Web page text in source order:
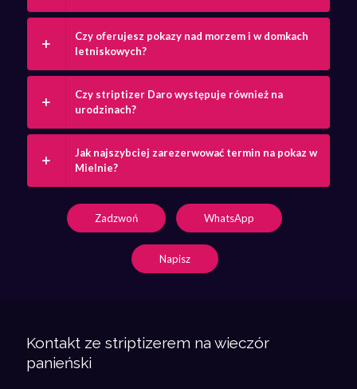
Czy oferujesz pokazy nad morzem i w domkach
letniskowych?
Czy striptizer Daro występuje również na
urodzinach?
Jak najszybciej zarezerwować termin na pokaz w
Mielnie?
Zadzwoń WhatsApp
Napisz
Kontakt ze striptizerem na wieczór
panieński